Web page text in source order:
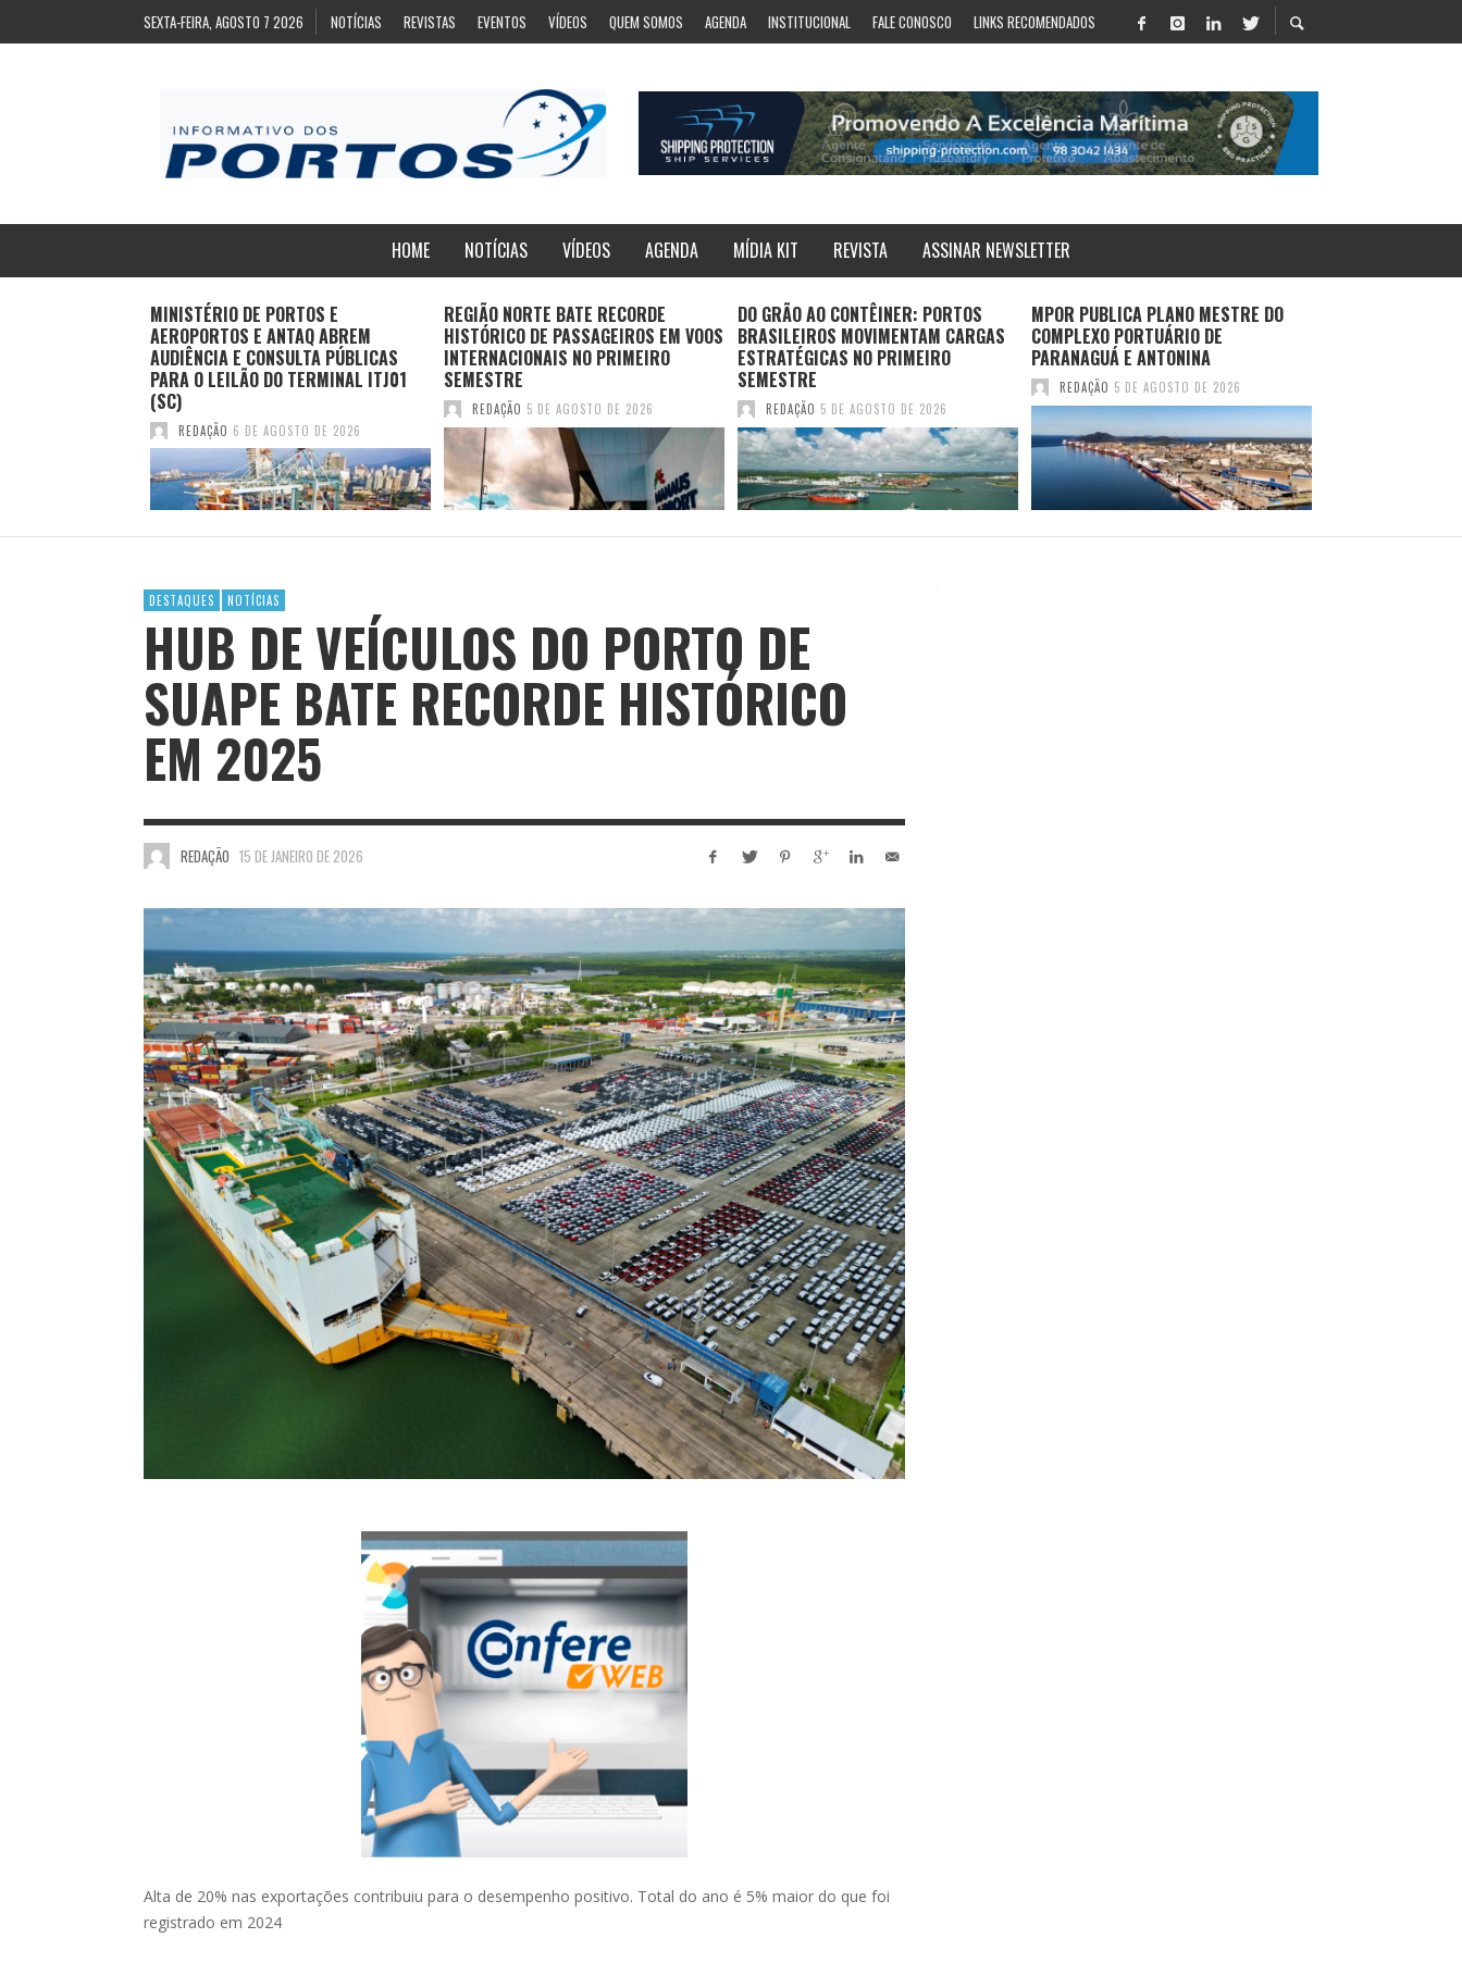
SEXTA-FEIRA, AGOSTO 7 2026 NOTÍCIAS REVISTAS EVENTOS VÍDEOS QUEM SOMOS AGENDA INSTITUCIONAL FALE CONOSCO LINKS RECOMENDADOS
HOME NOTÍCIAS VÍDEOS AGENDA MÍDIA KIT REVISTA ASSINAR NEWSLETTER
MINISTÉRIO DE PORTOS E
AEROPORTOS E ANTAQ ABREM
AUDIÊNCIA E CONSULTA PÚBLICAS
PARA O LEILÃO DO TERMINAL ITJ01
(SC)
REDAÇÃO 6 DE AGOSTO DE 2026
REGIÃO NORTE BATE RECORDE
HISTÓRICO DE PASSAGEIROS EM VOOS
INTERNACIONAIS NO PRIMEIRO
SEMESTRE
REDAÇÃO 5 DE AGOSTO DE 2026
DO GRÃO AO CONTÊINER: PORTOS
BRASILEIROS MOVIMENTAM CARGAS
ESTRATÉGICAS NO PRIMEIRO
SEMESTRE
REDAÇÃO 5 DE AGOSTO DE 2026
MPOR PUBLICA PLANO MESTRE DO
COMPLEXO PORTUÁRIO DE
PARANAGUÁ E ANTONINA
REDAÇÃO 5 DE AGOSTO DE 2026
DESTAQUES NOTÍCIAS
HUB DE VEÍCULOS DO PORTO DE
SUAPE BATE RECORDE HISTÓRICO
EM 2025
REDAÇÃO 15 DE JANEIRO DE 2026
Alta de 20% nas exportações contribuiu para o desempenho positivo. Total do ano é 5% maior do que foi
registrado em 2024